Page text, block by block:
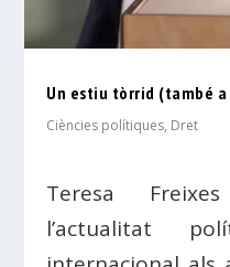
Un estiu tòrrid (també
Ciències polítiques, Dret
Teresa
l’actualitat